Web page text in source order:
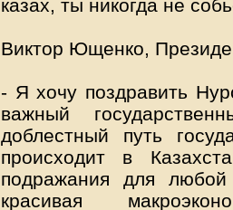
казах, ты никогда не
Виктор Ющенко,
- Я хочу поздравить
важный
доблестный путь
происходит в
подражания для
красивая